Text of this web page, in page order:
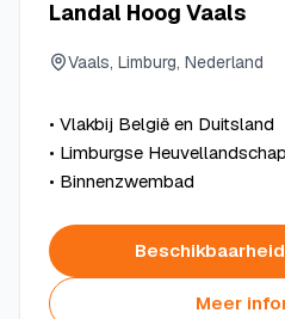
Landal Hoog Vaals
Vaals, Limburg, Nederland
• Vlakbij België en Duitsland
• Limburgse Heuvellandschap
• Binnenzwembad
Meer